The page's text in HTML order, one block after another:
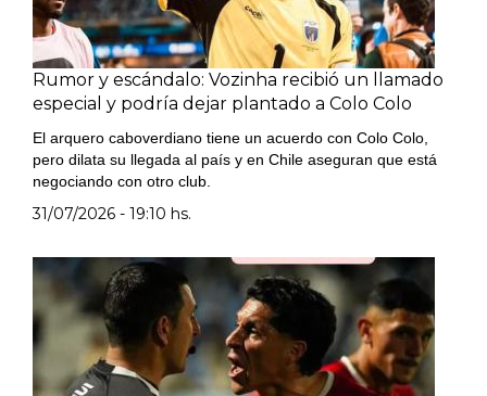
Rumor y escándalo: Vozinha recibió un llamado
especial y podría dejar plantado a Colo Colo
El arquero caboverdiano tiene un acuerdo con Colo Colo,
pero dilata su llegada al país y en Chile aseguran que está
negociando con otro club.
31/07/2026 - 19:10 hs.